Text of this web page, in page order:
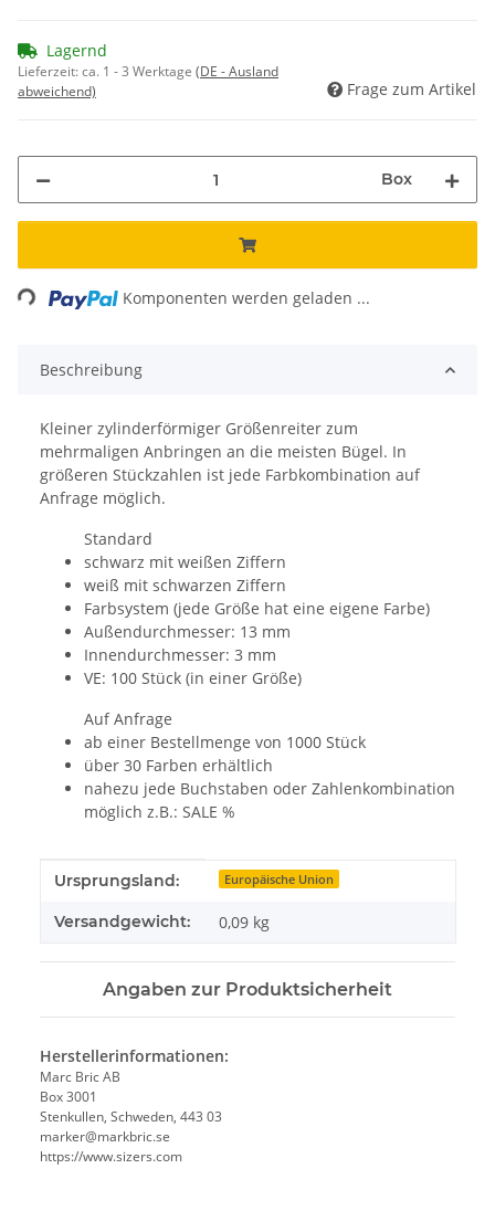
Lagernd
Lieferzeit:ca. 1 - 3 Werktage (DE - Ausland
abweichend)
Frage zum Artikel
Box
Loading... Komponenten werden geladen ...
Beschreibung
Kleiner zylinderförmiger Größenreiter zum
mehrmaligen Anbringen an die meisten Bügel. In
größeren Stückzahlen ist jede Farbkombination auf
Anfrage möglich.
Standard
schwarz mit weißen Ziffern
weiß mit schwarzen Ziffern
Farbsystem (jede Größe hat eine eigene Farbe)
Außendurchmesser: 13 mm
Innendurchmesser: 3 mm
VE: 100 Stück (in einer Größe)
Auf Anfrage
ab einer Bestellmenge von 1000 Stück
über 30 Farben erhältlich
nahezu jede Buchstaben oder Zahlenkombination
möglich z.B.: SALE %
Produkteigenschaft
Wert
Ursprungsland: Europäische Union
Versandgewicht: 0,09 kg
Angaben zur Produktsicherheit
Herstellerinformationen:
Marc Bric AB
Box 3001
Stenkullen, Schweden, 443 03
marker@markbric.se
https://www.sizers.com